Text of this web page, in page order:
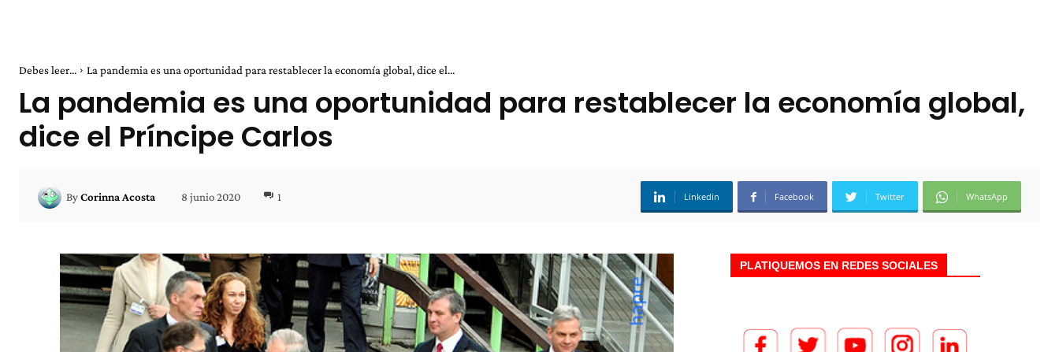
Debes leer... La pandemia es una oportunidad para restablecer la economía global, dice el...
La pandemia es una oportunidad para restablecer la economía global,
dice el Príncipe Carlos
ByCorinna Acosta 8 junio 2020 1 Linkedin Facebook Twitter WhatsApp
PLATIQUEMOS EN REDES SOCIALES